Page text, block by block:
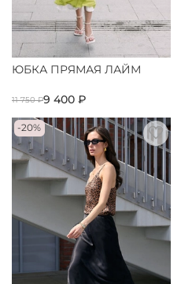
ЮБКА ПРЯМАЯ ЛАЙМ
11 750 ₽9 400 ₽
-20%